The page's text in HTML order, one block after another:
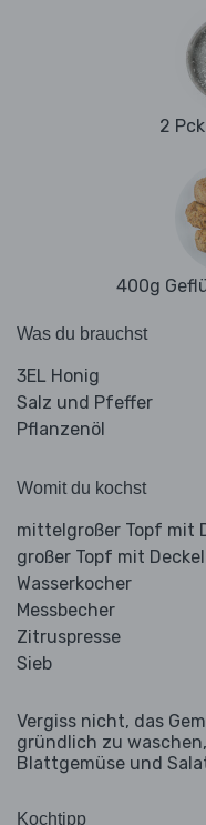
2
400g
Was du brauchst
3EL Honig
Salz und Pfeffer
Pflanzenöl
Womit du kochst
mittelgroßer Topf mit
großer Topf mit Deckel
Wasserkocher
Messbecher
Zitruspresse
Sieb
Vergiss nicht, das
gründlich zu
Blattgemüse und
Kochtipp